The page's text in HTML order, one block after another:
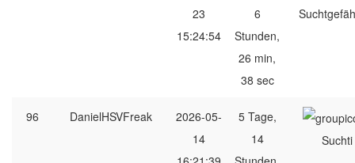
23
15:24:54
6
Stunden,
26 min,
38 sec
96 DanielHSVFreak
2026-05-
14
5 Tage,
14
Suchti